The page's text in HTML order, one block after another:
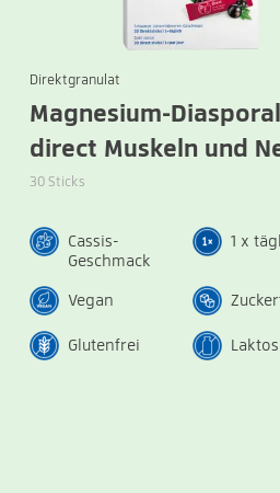
Direktgranulat
Magnesium-
direct Muskeln und
30 Sticks
Cassis-
Geschmack
1 x
Vegan
Glutenfrei